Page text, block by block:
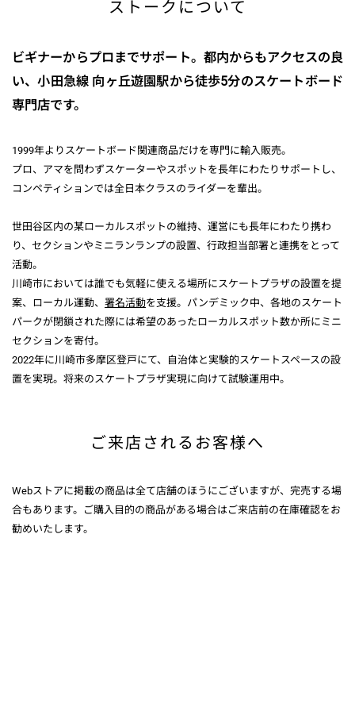
ストークについて
ビギナーからプロまでサポート。都内からもアクセスの良
い、小田急線 向ヶ丘遊園駅から徒歩5分のスケートボード
専門店です。
1999年よりスケートボード関連商品だけを専門に輸入販売。
プロ、アマを問わずスケーターやスポットを長年にわたりサポートし、
コンペティションでは全日本クラスのライダーを輩出。
世田谷区内の某ローカルスポットの維持、運営にも長年にわたり携わ
り、セクションやミニランランプの設置、行政担当部署と連携をとって
活動。
川崎市においては誰でも気軽に使える場所にスケートプラザの設置を提
案、ローカル運動、 署名活動を支援。パンデミック中、各地のスケート
パークが閉鎖された際には希望のあったローカルスポット数か所にミニ
セクションを寄付。
2022年に川崎市多摩区登戸にて、自治体と実験的スケートスペースの設
置を実現。将来のスケートプラザ実現に向けて試験運用中。
ご来店されるお客様へ
Webストアに掲載の商品は全て店舗のほうにございますが、完売する場
合もあります。ご購入目的の商品がある場合はご来店前の在庫確認をお
勧めいたします。